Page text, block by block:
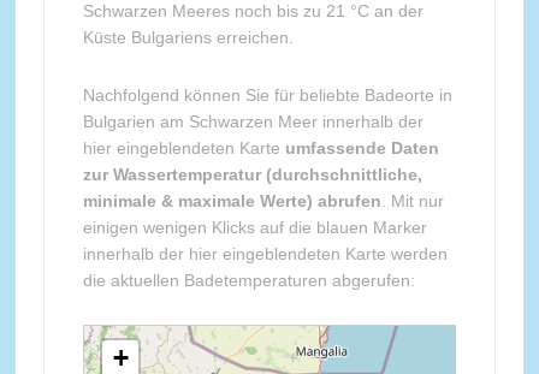
Schwarzen Meeres noch bis zu 21 °C an der
Küste Bulgariens erreichen.
Nachfolgend können Sie für beliebte Badeorte in
Bulgarien am Schwarzen Meer innerhalb der
hier eingeblendeten Karte umfassende Daten
zur Wassertemperatur (durchschnittliche,
minimale & maximale Werte) abrufen . Mit nur
einigen wenigen Klicks auf die blauen Marker
innerhalb der hier eingeblendeten Karte werden
die aktuellen Badetemperaturen abgerufen:
loading map - please wait...
+